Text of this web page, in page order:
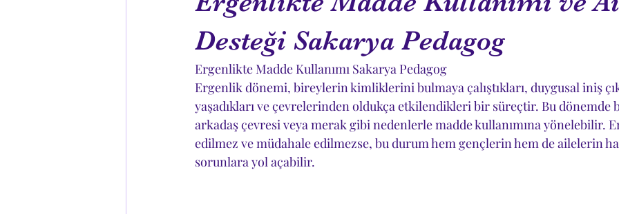
Desteği Sakarya Pedagog
Ergenlikte Madde Kullanımı Sakarya Pedagog
Ergenlik dönemi, bireylerin kimliklerini bulmaya çalıştıkları, duygusal iniş
yaşadıkları ve çevrelerinden oldukça etkilendikleri bir süreçtir. Bu dönemde
arkadaş çevresi veya merak gibi nedenlerle madde kullanımına yönelebilir.
edilmez ve müdahale edilmezse, bu durum hem gençlerin hem de ailelerin
sorunlara yol açabilir.